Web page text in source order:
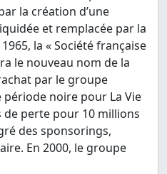
la création d’une
et remplacée par la
la « Société française
le nouveau nom de la
par le groupe
période noire pour La Vie
de perte pour 10 millions
des sponsorings,
En 2000, le groupe